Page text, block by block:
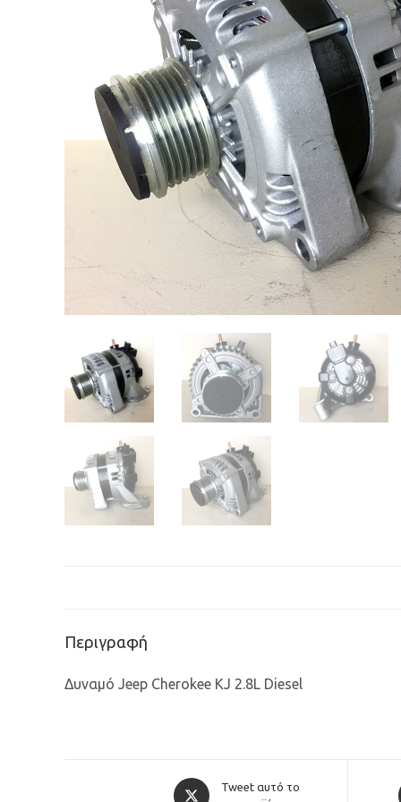
Περιγραφή
Δυναμό Jeep Cherokee KJ 2.8L Diesel
Opens
Tweet αυτό το